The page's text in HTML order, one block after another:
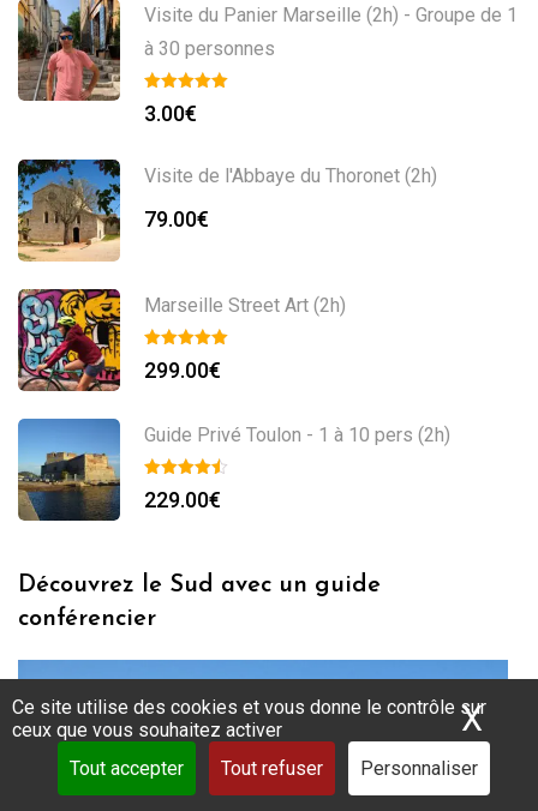
Ce site utilise des cookies et vous donne le contrôle sur
ceux que vous souhaitez activer
Tout accepter
Tout refuser Personnaliser
X
Visite du Panier Marseille (2h) - Groupe de 1
à 30 personnes
3.00€
Visite de l'Abbaye du Thoronet (2h)
79.00€
Marseille Street Art (2h)
299.00€
Guide Privé Toulon - 1 à 10 pers (2h)
229.00€
Découvrez le Sud avec un guide
conférencier